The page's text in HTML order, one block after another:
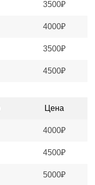
3500₽
4000₽
3500₽
4500₽
Цена
4000₽
4500₽
5000₽